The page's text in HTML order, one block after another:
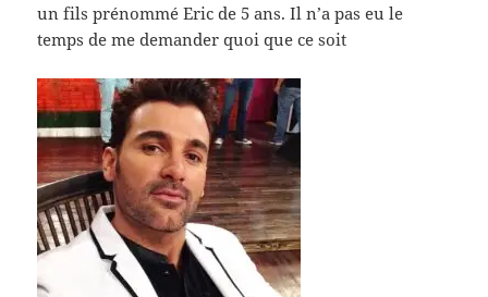
un fils prénommé Eric de 5 ans. Il n’a pas eu le
temps de me demander quoi que ce soit